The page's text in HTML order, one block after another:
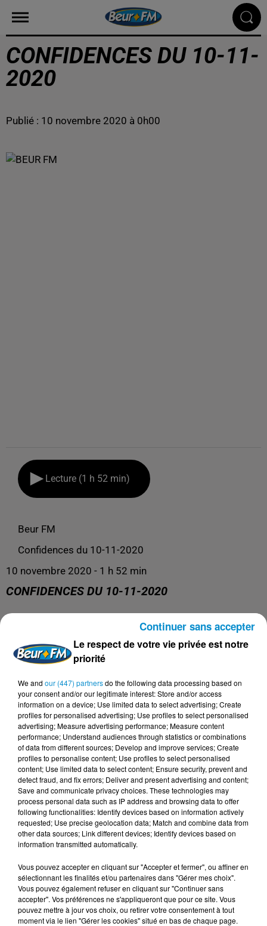
CONFIDENCES DU 10-11-
2020
Publié : 10 novembre 2020 à 0h00
Lecture (1 h 52 min)
Beur FM
Confidences du 10-11-2020
10 novembre 2020 - 1 h 52 min
CONFIDENCES DU 10-11-2020
DERNIERS PODCASTS
24 juillet 2026
Les Zinformés - 24/07/26
23 juillet 2026
Les Zinformés - 23/07/26
Le respect de votre vie privée est notre
priorité
We and our (447) partnersdo the following data processing based on
your consent and/or our legitimate interest: Store and/or access
information on a device; Use limited data to select advertising; Create
profiles for personalised advertising; Use profiles to select personalised
advertising; Measure advertising performance; Measure content
performance; Understand audiences through statistics or combinations
of data from different sources; Develop and improve services; Create
profiles to personalise content; Use profiles to select personalised
content; Use limited data to select content; Ensure security, prevent and
detect fraud, and fix errors; Deliver and present advertising and content;
Save and communicate privacy choices. These technologies may
process personal data such as IP address and browsing data to offer
following functionalities: Identify devices based on information actively
requested; Use precise geolocation data; Match and combine data from
other data sources; Link different devices; Identify devices based on
information transmitted automatically.
Vous pouvez accepter en cliquant sur "Accepter et fermer", ou affiner en
sélectionnant les finalités et/ou partenaires dans "Gérer mes choix".
Vous pouvez également refuser en cliquant sur "Continuer sans
accepter". Vos préférences ne s'appliqueront que pour ce site. Vous
pouvez mettre à jour vos choix, ou retirer votre consentement à tout
moment via le lien "Gérer les cookies" situé en bas de chaque page.
Continuer sans accepter